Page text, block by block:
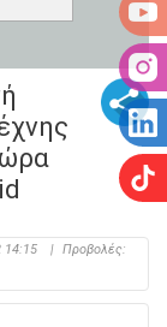
14:15 | Προβολές: